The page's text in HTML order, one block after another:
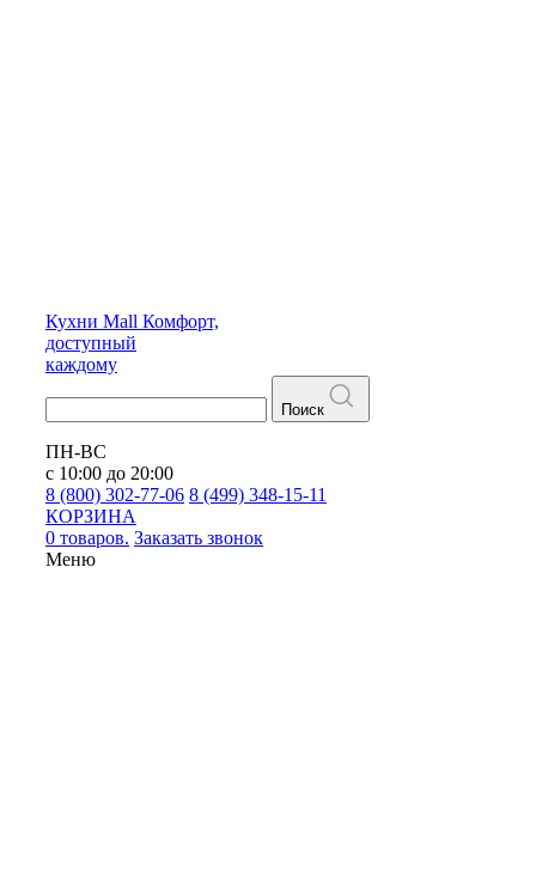
Кухни Mall Комфорт,
доступный
каждому
Поиск
ПН-ВС
с 10:00 до 20:00
8 (800) 302-77-06 8 (499) 348-15-11
КОРЗИНА
0 товаров. Заказать звонок
Меню